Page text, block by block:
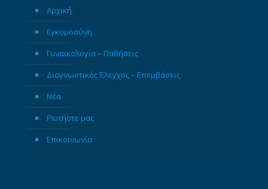
Αρχική
Εγκυμοσύνη
Γυναικολογία – Παθήσεις
Διαγνωστικός Έλεγχος – Επεμβάσεις
Νέα
Ρωτήστε μας
Επικοινωνία